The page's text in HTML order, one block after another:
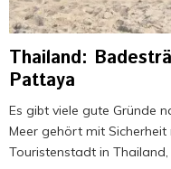
Thailand:
Pattaya
Es gibt viele gute Gründe
Meer gehört mit
Touristenstadt in Thailand,